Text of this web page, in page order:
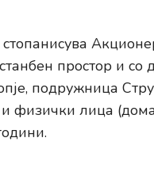
простор и со
подружница
физички лица